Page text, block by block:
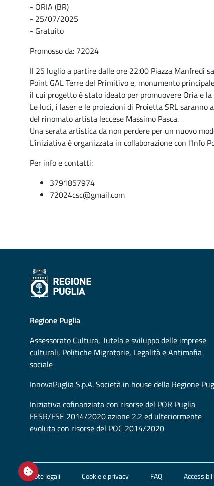
- ORIA (BR)
- 25/07/2025
- Gratuito
Promosso da: 72024
Il 25 luglio a partire dalle ore 22:00 Piazza Manfredi
Point GAL Terre del Primitivo e, monumento
il cui progetto è stato ideato per promuovere Oria e
Le luci, i laser e le proiezioni di Proietta SRL saranno
del rinomato artista leccese Massimo Pasca.
Una serata artistica da non perdere per un nuovo
L'iniziativa è organizzata in collaborazione con l'Info
Per info e contatti:
3791857974
72024csc@gmail.com
Open / close cookie settings
Regione Puglia
Assessorato Cultura, Tutela e sviluppo delle imprese
culturali, Politiche Migratorie, Legalità e Antimafia
sociale
InnovaPuglia S.p.A. Società in house della Regione
Iniziativa cofinanziata con risorse del POR Puglia
FESR/FSE 2014/2020 azione 2.2 ed ulteriormente
evoluta con risorse del POC 2014/2020
Note legali Cookie e privacy FAQ